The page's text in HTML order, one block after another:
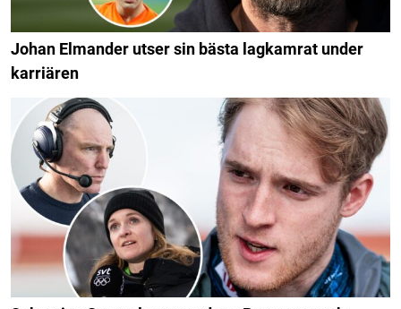
Johan Elmander utser sin bästa lagkamrat under
karriären